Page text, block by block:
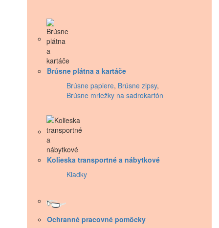
Brúsne plátna a kartáče
Brúsne papiere, Brúsne zipsy,
Brúsne mriežky na sadrokartón
Kolieska transportné a nábytkové
Kladky
Ochranné pracovné pomôcky